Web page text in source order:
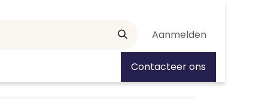
Aanmelden
Contacteer ons